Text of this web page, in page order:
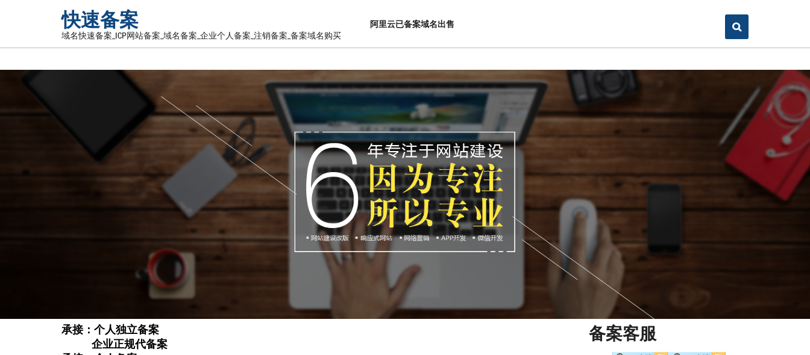
快速备案
域名快速备案_ICP网站备案_域名备案_企业个人备案_注销备案_备案域名购买
阿里云已备案域名出售
备案客服